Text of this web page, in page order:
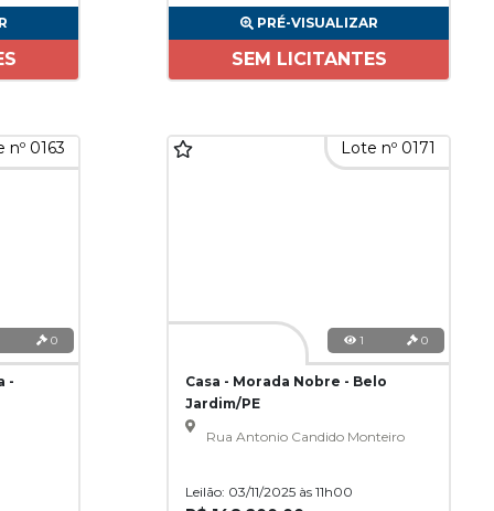
PRÉ-VISUALIZAR
SEM LICITANTES
0163
0
-
Lote nº 0171
1 0
Casa - Morada Nobre - Belo
Jardim/PE
Rua Antonio Candido Monteiro
Leilão: 03/11/2025 às 11h00